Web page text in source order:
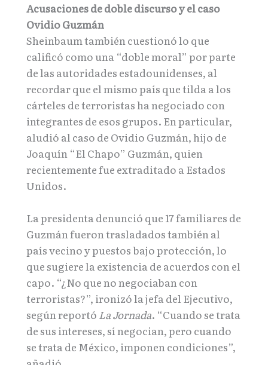
Acusaciones de doble discurso y el caso
Ovidio Guzmán
Sheinbaum también cuestionó lo que
calificó como una “doble moral” por parte
de las autoridades estadounidenses, al
recordar que el mismo país que tilda a los
cárteles de terroristas ha negociado con
integrantes de esos grupos. En particular,
aludió al caso de Ovidio Guzmán, hijo de
Joaquín “El Chapo” Guzmán, quien
recientemente fue extraditado a Estados
Unidos.
La presidenta denunció que 17 familiares de
Guzmán fueron trasladados también al
país vecino y puestos bajo protección, lo
que sugiere la existencia de acuerdos con el
capo. “¿No que no negociaban con
terroristas?”, ironizó la jefa del Ejecutivo,
según reportó La Jornada. “Cuando se trata
de sus intereses, sí negocian, pero cuando
se trata de México, imponen condiciones”,